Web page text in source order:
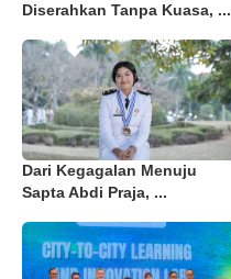
Diserahkan Tanpa Kuasa, ...
Dari Kegagalan Menuju
Sapta Abdi Praja, ...